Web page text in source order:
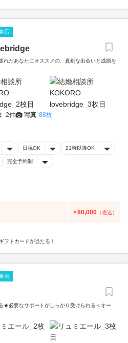
店
れたあなたにオススメの、真剣な出会いと成婚を
2件 写真 88枚
日祝OK 21時以降OK
完全予約制
￥80,000 （税込）
フトカードが当たる！
店
★必要なサポートがしっかり受けられる＜オー